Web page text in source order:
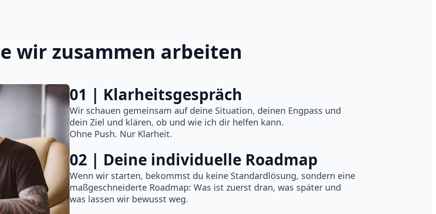
wir zusammen arbeiten
01 | Klarheitsgespräch
Wir schauen gemeinsam auf deine Situation, deinen Engpass und
dein Ziel und klären, ob und wie ich dir helfen kann.
Ohne Push. Nur Klarheit.
02 | Deine individuelle Roadmap
Wenn wir starten, bekommst du keine Standardlösung, sondern eine
maßgeschneiderte Roadmap: Was ist zuerst dran, was später und
was lassen wir bewusst weg.